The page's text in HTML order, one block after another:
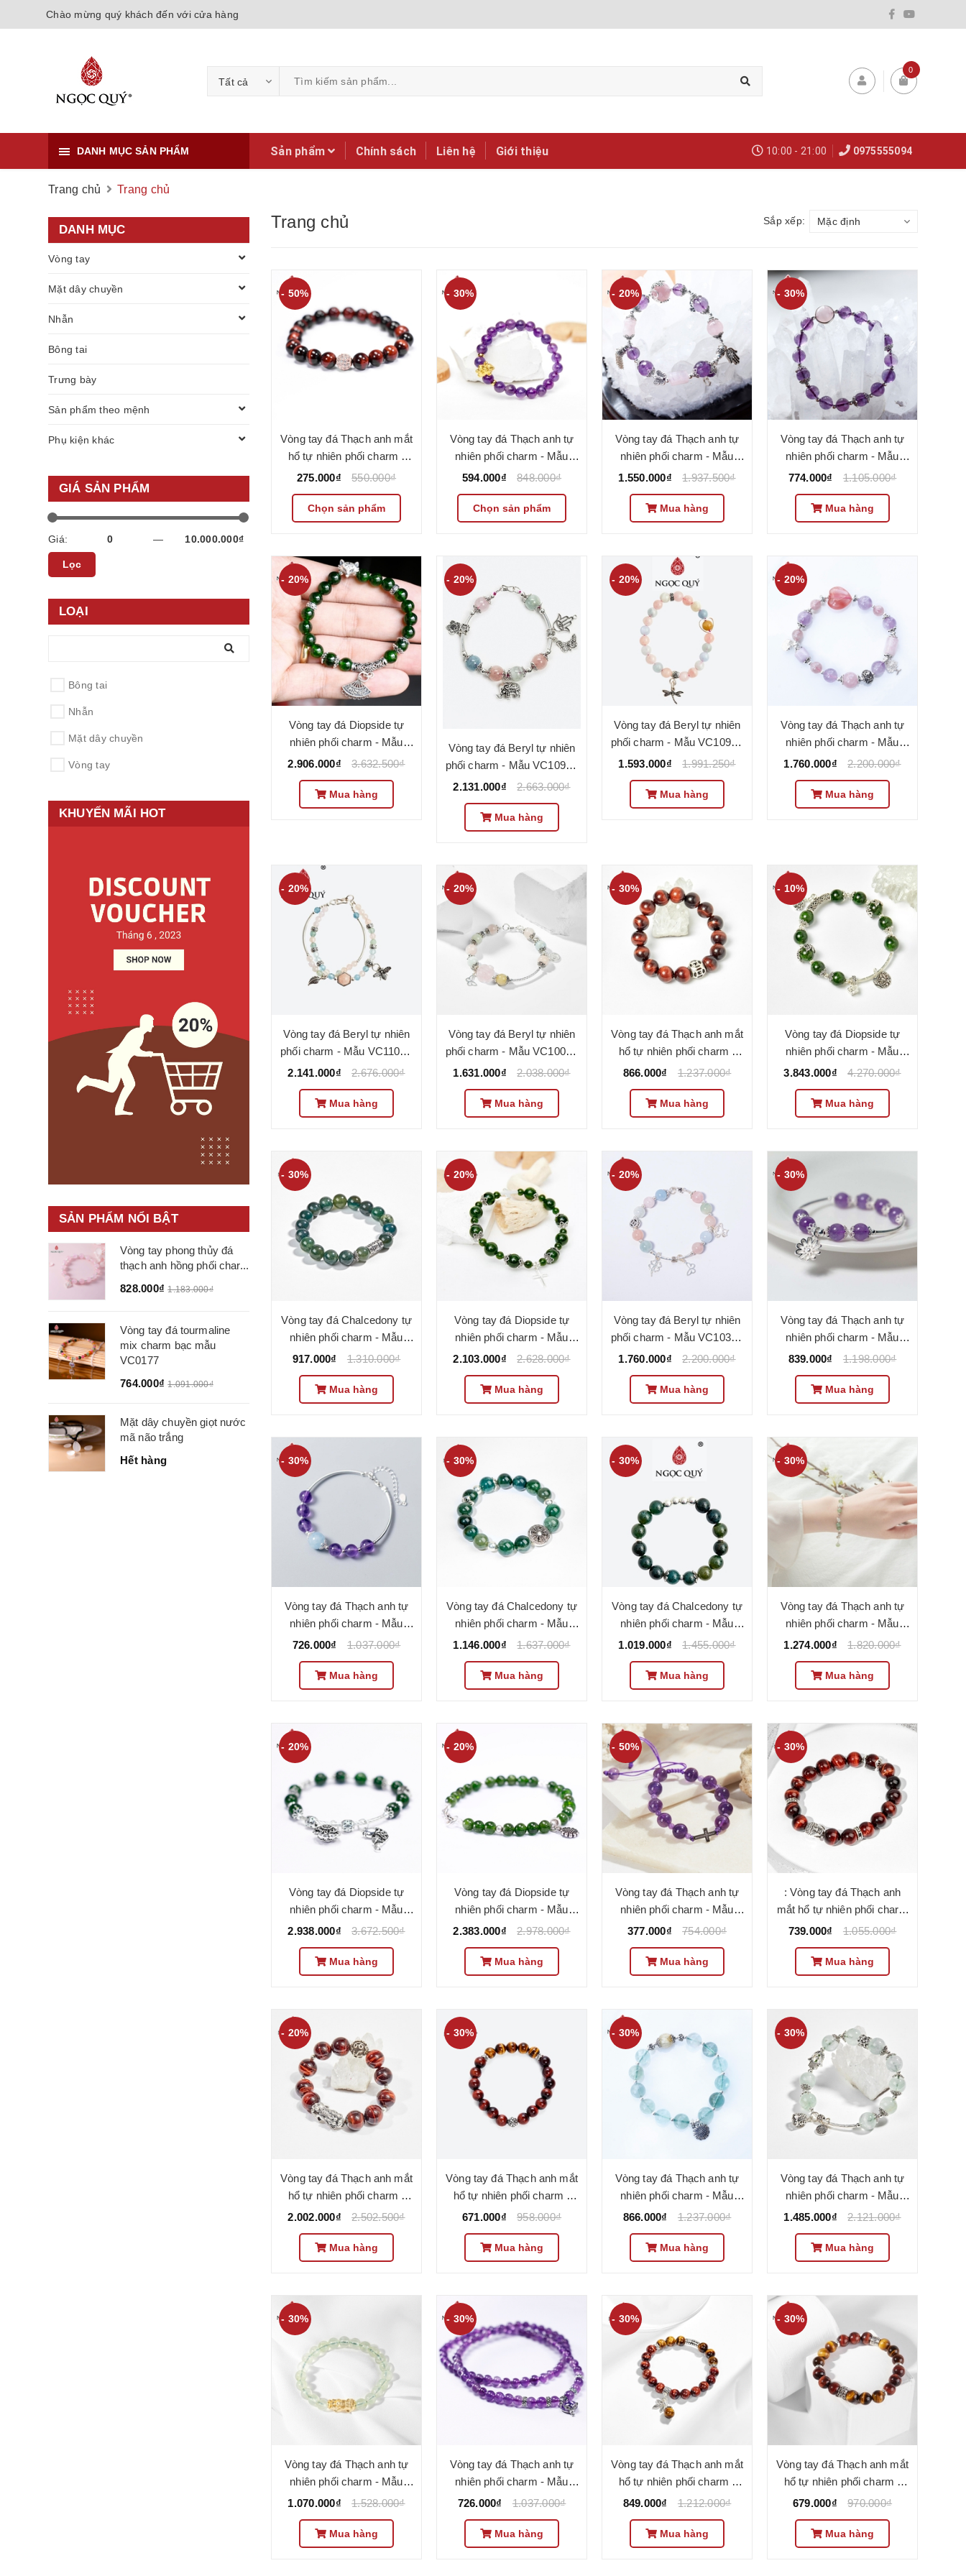
Chào mừng quý khách đến với cửa hàng
Tất cả
0
DANH MỤC SẢN PHẨM Sản phẩm Chính sách Liên hệ Giới thiệu 10:00 - 21:00 0975555094
Trang chủ Trang chủ
Trang chủ Sắp xếp: Mặc định
- 50%
Vòng tay đá Thạch anh mắt
hổ tự nhiên phối charm -
Mẫu VC0162 - Ngọc Quý
275.000₫ 550.000₫
Chọn sản phẩm
- 30%
Vòng tay đá Thạch anh tự
nhiên phối charm - Mẫu
VC0111 - Ngọc Quý
594.000₫ 848.000₫
Chọn sản phẩm
- 20%
Vòng tay đá Thạch anh tự
nhiên phối charm - Mẫu
VC1082 - Ngọc Quý
1.550.000₫ 1.937.500₫
Mua hàng
- 30%
Vòng tay đá Thạch anh tự
nhiên phối charm - Mẫu
VC1083 - Ngọc Quý
774.000₫ 1.105.000₫
Mua hàng
- 20%
Vòng tay đá Diopside tự
nhiên phối charm - Mẫu
VC1085 - Ngọc Quý
2.906.000₫ 3.632.500₫
Mua hàng
- 20%
Vòng tay đá Beryl tự nhiên
phối charm - Mẫu VC1090 -
Ngọc Quý
2.131.000₫ 2.663.000₫
Mua hàng
- 20%
Vòng tay đá Beryl tự nhiên
phối charm - Mẫu VC1096 -
Ngọc Quý
1.593.000₫ 1.991.250₫
Mua hàng
- 20%
Vòng tay đá Thạch anh tự
nhiên phối charm - Mẫu
VC1100 - Ngọc Quý
1.760.000₫ 2.200.000₫
Mua hàng
- 20%
Vòng tay đá Beryl tự nhiên
phối charm - Mẫu VC1108 -
Ngọc Quý
2.141.000₫ 2.676.000₫
Mua hàng
- 20%
Vòng tay đá Beryl tự nhiên
phối charm - Mẫu VC1002 -
Ngọc Quý
1.631.000₫ 2.038.000₫
Mua hàng
- 30%
Vòng tay đá Thạch anh mắt
hổ tự nhiên phối charm -
Mẫu VC1010 - Ngọc Quý
866.000₫ 1.237.000₫
Mua hàng
- 10%
Vòng tay đá Diopside tự
nhiên phối charm - Mẫu
VC1020 - Ngọc Quý
3.843.000₫ 4.270.000₫
Mua hàng
- 30%
Vòng tay đá Chalcedony tự
nhiên phối charm - Mẫu
VC1021 - Ngọc Quý
917.000₫ 1.310.000₫
Mua hàng
- 20%
Vòng tay đá Diopside tự
nhiên phối charm - Mẫu
VC1028 - Ngọc Quý
2.103.000₫ 2.628.000₫
Mua hàng
- 20%
Vòng tay đá Beryl tự nhiên
phối charm - Mẫu VC1032 -
Ngọc Quý
1.760.000₫ 2.200.000₫
Mua hàng
- 30%
Vòng tay đá Thạch anh tự
nhiên phối charm - Mẫu
VC1040 - Ngọc Quý
839.000₫ 1.198.000₫
Mua hàng
- 30%
Vòng tay đá Thạch anh tự
nhiên phối charm - Mẫu
VC1050 - Ngọc Quý
726.000₫ 1.037.000₫
Mua hàng
- 30%
Vòng tay đá Chalcedony tự
nhiên phối charm - Mẫu
VC1051 - Ngọc Quý
1.146.000₫ 1.637.000₫
Mua hàng
- 30%
Vòng tay đá Chalcedony tự
nhiên phối charm - Mẫu
VC1062 - Ngọc Quý
1.019.000₫ 1.455.000₫
Mua hàng
- 30%
Vòng tay đá Thạch anh tự
nhiên phối charm - Mẫu
VC1065 - Ngọc Quý
1.274.000₫ 1.820.000₫
Mua hàng
- 20%
Vòng tay đá Diopside tự
nhiên phối charm - Mẫu
VC1073 - Ngọc Quý
2.938.000₫ 3.672.500₫
Mua hàng
- 20%
Vòng tay đá Diopside tự
nhiên phối charm - Mẫu
VC1079 - Ngọc Quý
2.383.000₫ 2.978.000₫
Mua hàng
- 50%
Vòng tay đá Thạch anh tự
nhiên phối charm - Mẫu
VC1180 - Ngọc Quý
377.000₫ 754.000₫
Mua hàng
- 30%
: Vòng tay đá Thạch anh
mắt hổ tự nhiên phối charm
- Mẫu VC0209 - Ngọc Quý
739.000₫ 1.055.000₫
Mua hàng
- 20%
Vòng tay đá Thạch anh mắt
hổ tự nhiên phối charm -
Mẫu VC0234 - Ngọc Quý
2.002.000₫ 2.502.500₫
Mua hàng
- 30%
Vòng tay đá Thạch anh mắt
hổ tự nhiên phối charm -
Mẫu VC0246 - Ngọc Quý
671.000₫ 958.000₫
Mua hàng
- 30%
Vòng tay đá Thạch anh tự
nhiên phối charm - Mẫu
VC0709 - Ngọc Quý
866.000₫ 1.237.000₫
Mua hàng
- 30%
Vòng tay đá Thạch anh tự
nhiên phối charm - Mẫu
VC0810 - Ngọc Quý
1.485.000₫ 2.121.000₫
Mua hàng
- 30%
Vòng tay đá Thạch anh tự
nhiên phối charm - Mẫu
VC0817 - Ngọc Quý
1.070.000₫ 1.528.000₫
Mua hàng
- 30%
Vòng tay đá Thạch anh tự
nhiên phối charm - Mẫu
VC0820 - Ngọc Quý
726.000₫ 1.037.000₫
Mua hàng
- 30%
Vòng tay đá Thạch anh mắt
hổ tự nhiên phối charm -
Mẫu VC0825 - Ngọc Quý
849.000₫ 1.212.000₫
Mua hàng
- 30%
Vòng tay đá Thạch anh mắt
hổ tự nhiên phối charm -
Mẫu VC0825 - Ngọc Quý
679.000₫ 970.000₫
Mua hàng
DANH MỤC
Vòng tay
Mặt dây chuyền
Nhẫn
Bông tai
Trưng bày
Sản phẩm theo mệnh
Phụ kiện khác
GIÁ SẢN PHẨM
Giá: —
Lọc
LOẠI
Bông tai
Nhẫn
Mặt dây chuyền
Vòng tay
KHUYẾN MÃI HOT
SẢN PHẨM NỔI BẬT
Vòng tay phong thủy đá
thạch anh hồng phối char...
828.000₫ 1.183.000₫
Vòng tay đá tourmaline
mix charm bạc mẫu
VC0177
764.000₫ 1.091.000₫
Mặt dây chuyền giọt nước
mã não trắng
Hết hàng